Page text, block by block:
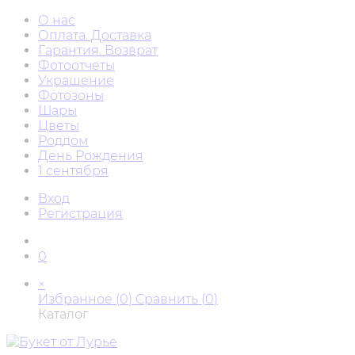
О нас
Оплата. Доставка
Гарантия. Возврат
Фотоотчеты
Украшение
Фотозоны
Шары
Цветы
Роддом
День Рождения
1 сентября
Вход
Регистрация
0
×
Избранное (0) Сравнить (0)
Каталог